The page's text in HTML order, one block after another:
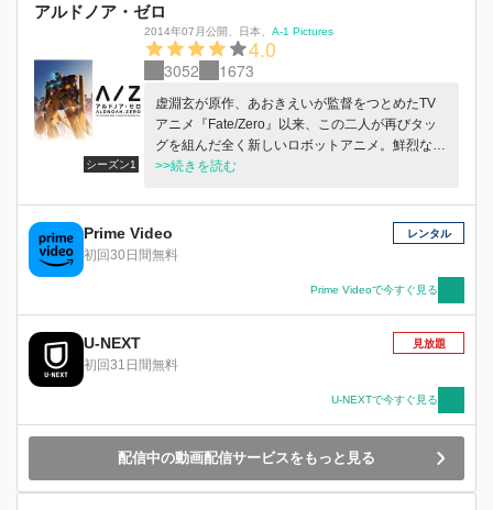
アルドノア・ゼロ
シーズン1
2014年07月公開 日本 A-1 Pictures
4.0
3052 1673
虚淵玄が原作、あおきえいが監督をつとめたTV
アニメ『Fate/Zero』以来、この二人が再びタッ
グを組んだ全く新しいロボットアニメ。鮮烈なア
クション、微に入り細にわたる設定、真に迫る戦
ドラマ。火星の騎士たちが空から降ってくる。鋼
で作られた巨人を駆って…。地球人類を殲滅する
ために…。
>>続きを読む
Prime Video
初回30日間無料
レンタル
Prime Videoで今すぐ見る
U-NEXT
初回31日間無料
見放題
U-NEXTで今すぐ見る
配信中の動画配信サービスをもっと見る